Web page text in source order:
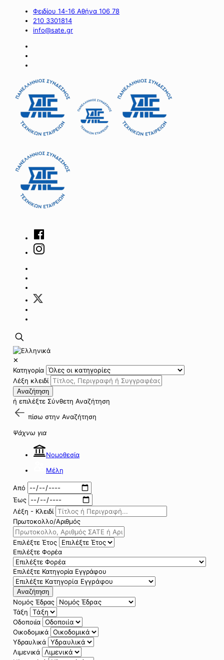
Φειδίου 14-16 Αθήνα 106 78
210 3301814
info@sate.gr
✕
Κατηγορία
Λέξη κλειδί
Αναζήτηση
ή επιλέξτε Σύνθετη Αναζήτηση
πίσω στην Αναζήτηση
Ψάχνω για
Νομοθεσία
Μέλη
Από
Έως
Λέξη - Κλειδί
Πρωτοκολλο/Αριθμός
Επιλέξτε Έτος
Επιλέξτε Φορέα
Επιλέξτε Κατηγορία Εγγράφου
Αναζήτηση
Νομός Έδρας
Τάξη
Οδοποιία
Οικοδομικά
Υδραυλικά
Λιμενικά